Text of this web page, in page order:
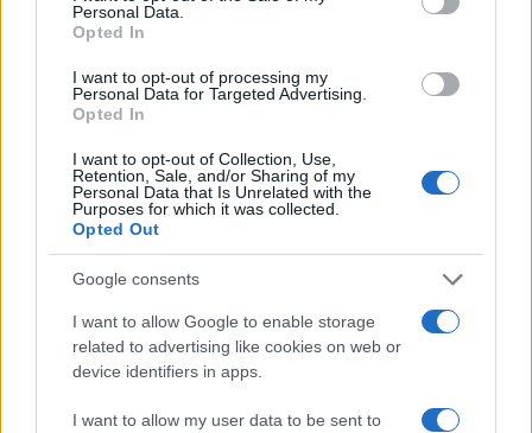
Personal Data.
Opted In
I want to opt-out of processing my
Personal Data for Targeted Advertising.
Opted In
I want to opt-out of Collection, Use,
Retention, Sale, and/or Sharing of my
Personal Data that Is Unrelated with the
Purposes for which it was collected.
Opted Out
Google consents
I want to allow Google to enable storage
related to advertising like cookies on web or
device identifiers in apps.
I want to allow my user data to be sent to
AUTEUR